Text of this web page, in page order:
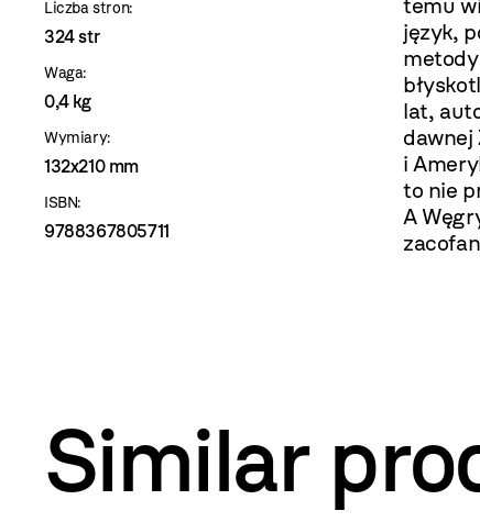
Liczba stron:
324 str
Waga:
0,4 kg
Wymiary:
132x210 mm
ISBN:
9788367805711
temu
język,
metody
lat,
dawnej
i
to nie
A
Similar